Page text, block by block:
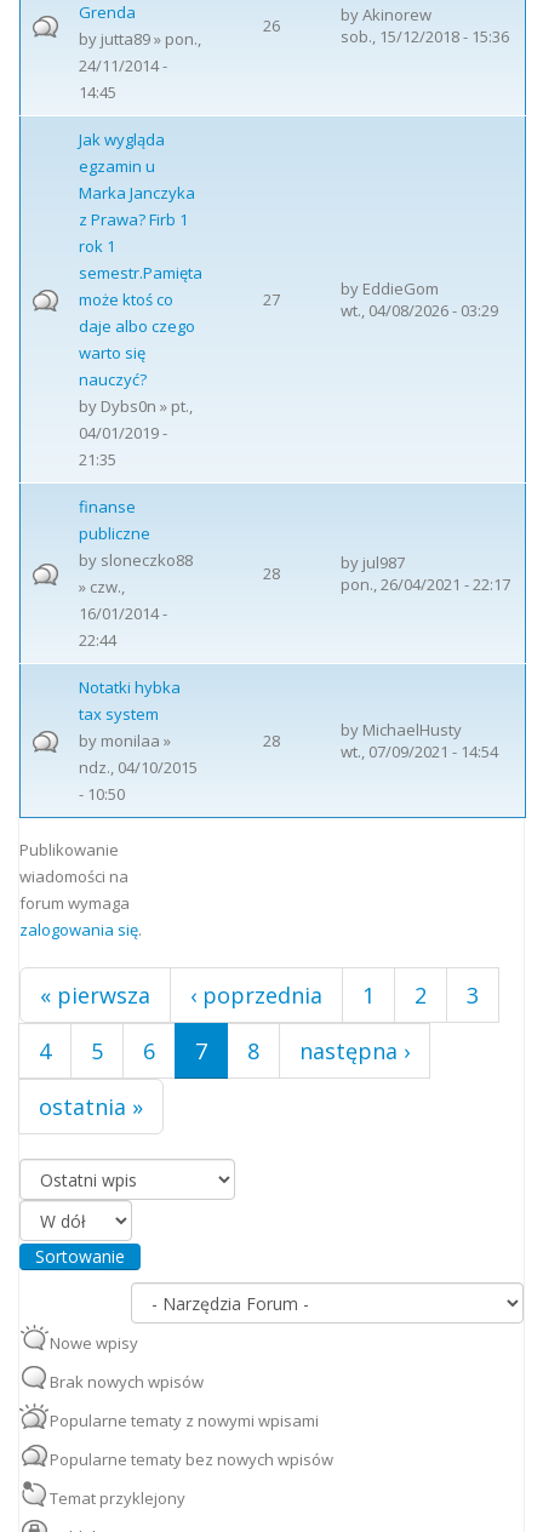
Grenda
by jutta89» pon.,
24/11/2014 -
14:45
26 byAkinorew
sob., 15/12/2018 - 15:36
Jak wygląda
egzamin u
Marka Janczyka
z Prawa? Firb 1
rok 1
semestr.Pamięta
może ktoś co
daje albo czego
warto się
nauczyć?
by Dybs0n » pt.,
04/01/2019 -
21:35
27 by EddieGom
wt., 04/08/2026 - 03:29
finanse
publiczne
by sloneczko88
» czw.,
16/01/2014 -
22:44
28 by jul987
pon., 26/04/2021 - 22:17
Notatki hybka
tax system
by monilaa »
ndz., 04/10/2015
- 10:50
28 by MichaelHusty
wt., 07/09/2021 - 14:54
Publikowanie
wiadomości na
forum wymaga
zalogowania się.
Strony
« pierwsza ‹ poprzednia 1 2
3
4
5 6 7 8
następna ›
ostatnia »
Porządkuj według
Sortowanie
Nowe wpisy
Brak nowych wpisów
Popularne tematy z nowymi wpisami
Popularne tematy bez nowych wpisów
Temat przyklejony